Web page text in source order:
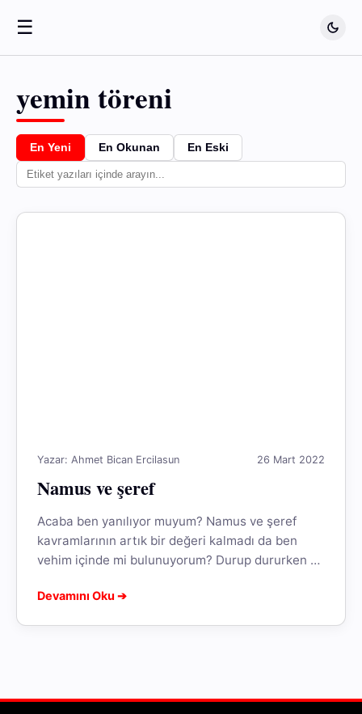
☰
yemin töreni
En Yeni En Okunan En Eski
Yazar: Ahmet Bican Ercilasun 26 Mart 2022
Namus ve şeref
Acaba ben yanılıyor muyum? Namus ve şeref
kavramlarının artık bir değeri kalmadı da ben
vehim içinde mi bulunuyorum? Durup dururken bu
Devamını Oku ➔